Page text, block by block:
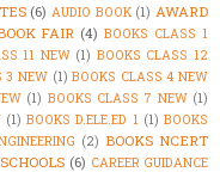
(6) AUDIO BOOK (1) AWARD
FAIR (4) BOOKS CLASS 1
11 NEW (1) BOOKS CLASS 12
3 NEW (1) BOOKS CLASS 4 NEW
(1) BOOKS CLASS 7 NEW (1)
(1) BOOKS D.ELE.ED 1 (1) BOOKS
(2) BOOKS NCERT
(6) CAREER GUIDANCE